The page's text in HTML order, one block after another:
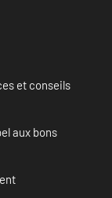
et conseils
aux bons